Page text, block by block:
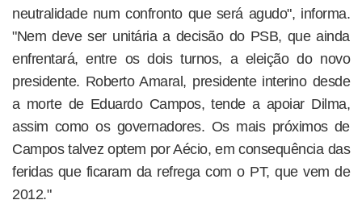
neutralidade num confronto que será agudo", informa.
"Nem deve ser unitária a decisão do PSB, que ainda
enfrentará, entre os dois turnos, a eleição do novo
presidente. Roberto Amaral, presidente interino desde
a morte de Eduardo Campos, tende a apoiar Dilma,
assim como os governadores. Os mais próximos de
Campos talvez optem por Aécio, em consequência das
feridas que ficaram da refrega com o PT, que vem de
2012."